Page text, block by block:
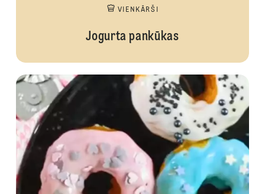
VIENKĀRŠI
Jogurta pankūkas